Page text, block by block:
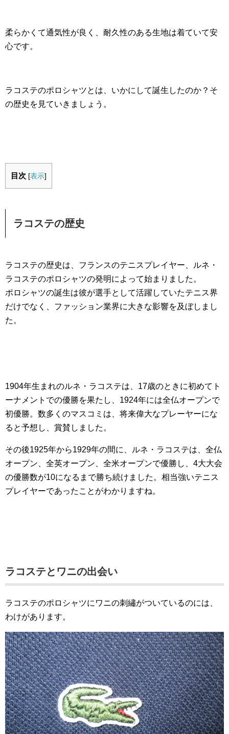
柔らかくて通気性が良く、耐久性のある生地は着ていて安
心です。
ラコステのポロシャツとは、いかにして誕生したのか？そ
の歴史を見ていきましょう。
目次 [表示]
ラコステの歴史
ラコステの歴史は、フランスのテニスプレイヤー、ルネ・
ラコステのポロシャツの発明によって始まりました。
ポロシャツの誕生は彼が選手として活躍していたテニス界
だけでなく、ファッション業界に大きな影響を及ぼしまし
た。
1904年生まれのルネ・ラコステは、17歳のときに初めてト
ーナメントでの優勝を果たし、1924年には全仏オープンで
初優勝。数多くのマスコミは、将来偉大なプレーヤーにな
ると予想し、賞賛しました。
その後1925年から1929年の間に、ルネ・ラコステは、全仏
オープン、全英オープン、全米オープンで優勝し、4大大会
の優勝数が10になるまで勝ち続けました。相当強いテニス
プレイヤーであったことがわかりますね。
ラコステとワニの出会い
ラコステのポロシャツにワニの刺繡がついているのには、
わけがあります。